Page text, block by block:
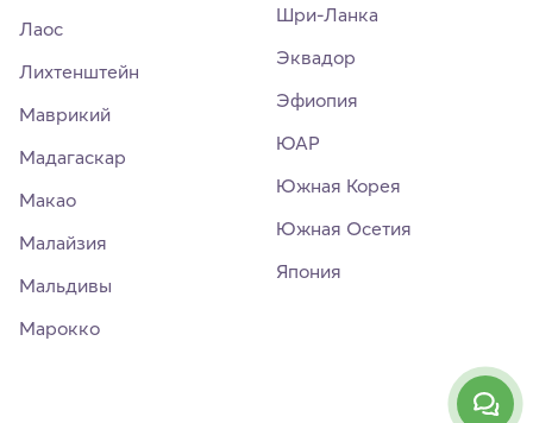
Лаос
Лихтенштейн
Маврикий
Мадагаскар
Макао
Малайзия
Мальдивы
Марокко
Шри-Ланка
Эквадор
Эфиопия
ЮАР
Южная Корея
Южная Осетия
Япония